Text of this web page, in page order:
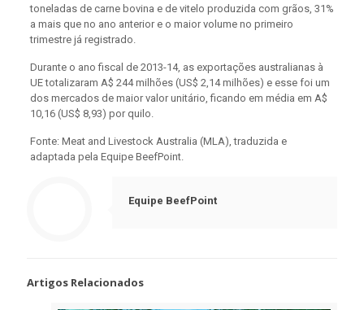
toneladas de carne bovina e de vitelo produzida com grãos, 31%
a mais que no ano anterior e o maior volume no primeiro
trimestre já registrado.
Durante o ano fiscal de 2013-14, as exportações australianas à
UE totalizaram A$ 244 milhões (US$ 2,14 milhões) e esse foi um
dos mercados de maior valor unitário, ficando em média em A$
10,16 (US$ 8,93) por quilo.
Fonte: Meat and Livestock Australia (MLA), traduzida e
adaptada pela Equipe BeefPoint.
Equipe BeefPoint
Artigos Relacionados